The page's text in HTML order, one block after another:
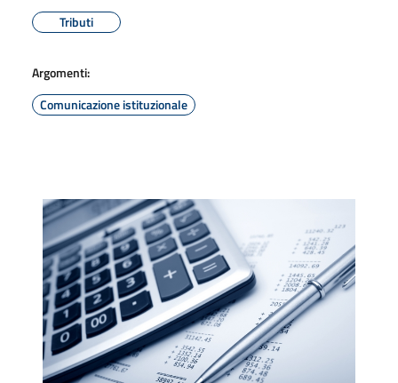
Tributi
Argomenti:
Comunicazione istituzionale